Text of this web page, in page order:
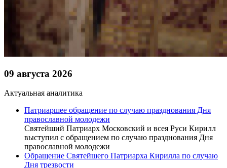
09 августа 2026
Актуальная аналитика
Патриаршее обращение по случаю празднования Дня
православной молодежи
Святейший Патриарх Московский и всея Руси Кирилл
выступил с обращением по случаю празднования Дня
православной молодежи
Обращение Святейшего Патриарха Кирилла по случаю
Дня трезвости